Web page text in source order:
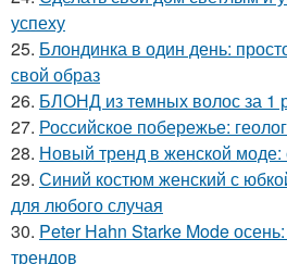
успеху
25. Блондинка в один день:
свой образ
26. БЛОНД из темных волос за 1
27. Российское побережье:
28. Новый тренд в женской
29. Синий костюм женский с
для любого случая
30. Peter Hahn Starke Mode
трендов